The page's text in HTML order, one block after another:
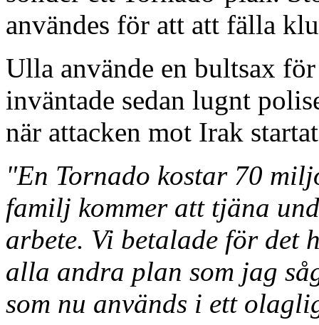
användes för att att fälla
Ulla använde en bultsax
inväntade sedan lugnt
när attacken mot Irak
"En Tornado kostar 70
familj kommer att tjäna
arbete. Vi betalade för det
alla andra plan som jag
som nu används i ett